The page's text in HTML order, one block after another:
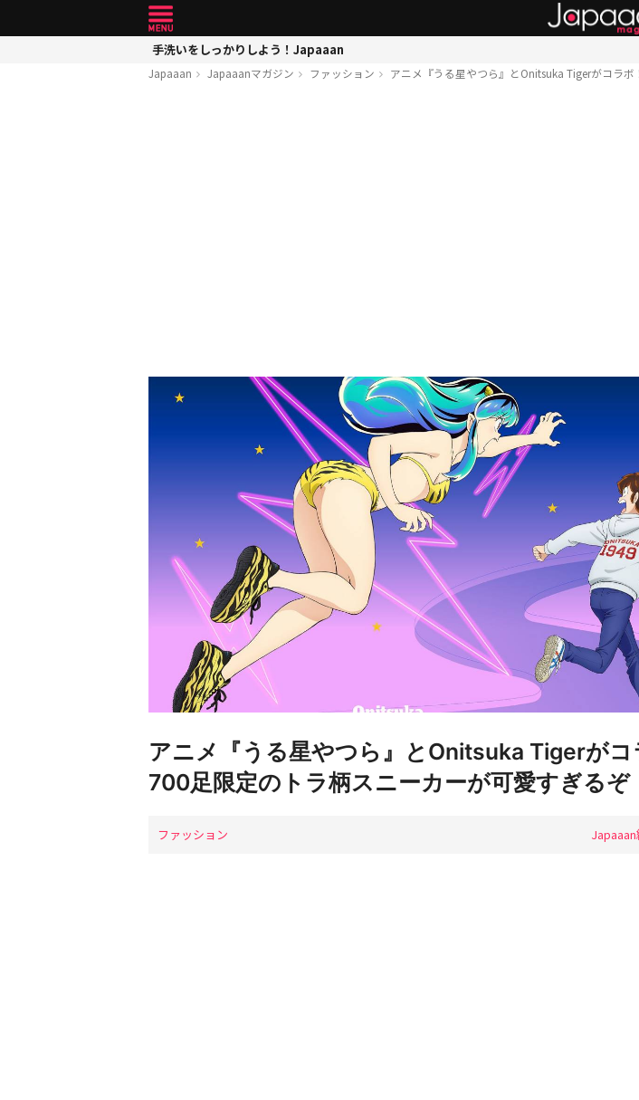
手洗いをしっかりしよう！Japaaan
Japaaan Japaaanマガジン ファッション アニメ『うる星やつら』とOnitsuka Tigerがコラ
アニメ『うる星やつら』とOnitsuka Tigerがコ
700足限定のトラ柄スニーカーが可愛すぎるぞ
ファッション